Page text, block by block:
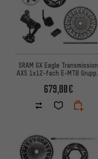
SRAM GX Eagle Transmission
AXS 1x12-fach E-MTB Gruppe
679,00€